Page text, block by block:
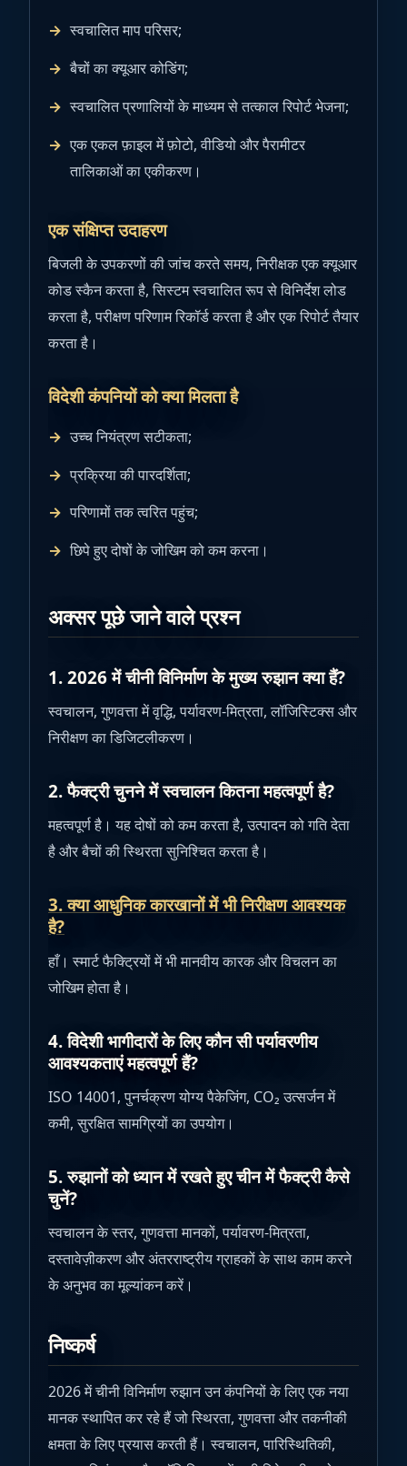
स्वचालित माप परिसर;
बैचों का क्यूआर कोडिंग;
स्वचालित प्रणालियों के माध्यम से तत्काल रिपोर्ट भेजना;
एक एकल फ़ाइल में फ़ोटो, वीडियो और पैरामीटर
तालिकाओं का एकीकरण।
एक संक्षिप्त उदाहरण
बिजली के उपकरणों की जांच करते समय, निरीक्षक एक क्यूआर
कोड स्कैन करता है, सिस्टम स्वचालित रूप से विनिर्देश लोड
करता है, परीक्षण परिणाम रिकॉर्ड करता है और एक रिपोर्ट तैयार
करता है।
विदेशी कंपनियों को क्या मिलता है
उच्च नियंत्रण सटीकता;
प्रक्रिया की पारदर्शिता;
परिणामों तक त्वरित पहुंच;
छिपे हुए दोषों के जोखिम को कम करना।
अक्सर पूछे जाने वाले प्रश्न
1. 2026 में चीनी विनिर्माण के मुख्य रुझान क्या हैं?
स्वचालन, गुणवत्ता में वृद्धि, पर्यावरण-मित्रता, लॉजिस्टिक्स और
निरीक्षण का डिजिटलीकरण।
2. फैक्ट्री चुनने में स्वचालन कितना महत्वपूर्ण है?
महत्वपूर्ण है। यह दोषों को कम करता है, उत्पादन को गति देता
है और बैचों की स्थिरता सुनिश्चित करता है।
3. क्या आधुनिक कारखानों में भी निरीक्षण आवश्यक
है?
हाँ। स्मार्ट फैक्ट्रियों में भी मानवीय कारक और विचलन का
जोखिम होता है।
4. विदेशी भागीदारों के लिए कौन सी पर्यावरणीय
आवश्यकताएं महत्वपूर्ण हैं?
ISO 14001, पुनर्चक्रण योग्य पैकेजिंग, CO₂ उत्सर्जन में
कमी, सुरक्षित सामग्रियों का उपयोग।
5. रुझानों को ध्यान में रखते हुए चीन में फैक्ट्री कैसे
चुनें?
स्वचालन के स्तर, गुणवत्ता मानकों, पर्यावरण-मित्रता,
दस्तावेज़ीकरण और अंतरराष्ट्रीय ग्राहकों के साथ काम करने
के अनुभव का मूल्यांकन करें।
निष्कर्ष
2026 में चीनी विनिर्माण रुझान उन कंपनियों के लिए एक नया
मानक स्थापित कर रहे हैं जो स्थिरता, गुणवत्ता और तकनीकी
क्षमता के लिए प्रयास करती हैं। स्वचालन, पारिस्थितिकी,